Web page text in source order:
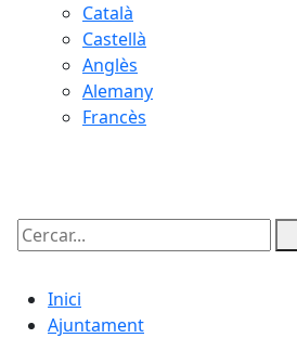
Català
Castellà
Anglès
Alemany
Francès
Cercar:
Inici
Ajuntament